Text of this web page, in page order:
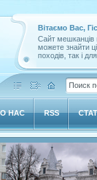
Вітаємо Вас,
Сайт мешканців
можете знайти
походів, так і
О НАС RSS